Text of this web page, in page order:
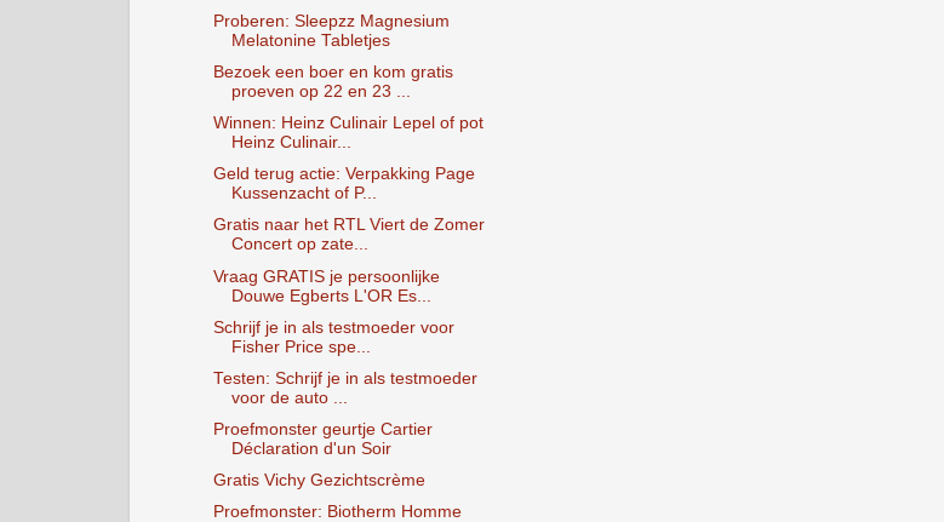
Proberen: Sleepzz Magnesium
Melatonine Tabletjes
Bezoek een boer en kom gratis
proeven op 22 en 23 ...
Winnen: Heinz Culinair Lepel of pot
Heinz Culinair...
Geld terug actie: Verpakking Page
Kussenzacht of P...
Gratis naar het RTL Viert de Zomer
Concert op zate...
Vraag GRATIS je persoonlijke
Douwe Egberts L'OR Es...
Schrijf je in als testmoeder voor
Fisher Price spe...
Testen: Schrijf je in als testmoeder
voor de auto ...
Proefmonster geurtje Cartier
Déclaration d'un Soir
Gratis Vichy Gezichtscrème
Proefmonster: Biotherm Homme